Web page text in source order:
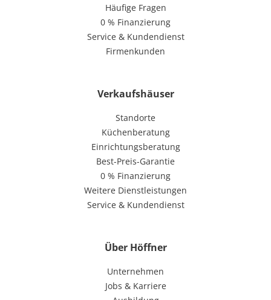
Häufige Fragen
0 % Finanzierung
Service & Kundendienst
Firmenkunden
Verkaufshäuser
Standorte
Küchenberatung
Einrichtungsberatung
Best-Preis-Garantie
0 % Finanzierung
Weitere Dienstleistungen
Service & Kundendienst
Über Höffner
Unternehmen
Jobs & Karriere